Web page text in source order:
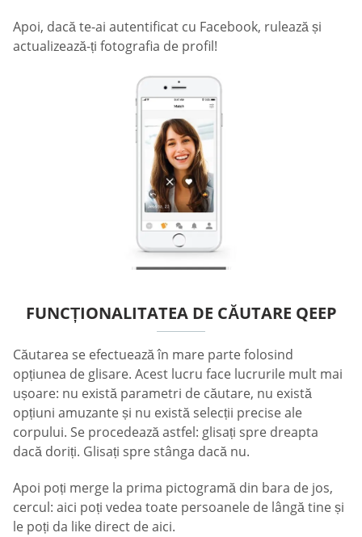
Apoi, dacă te-ai autentificat cu Facebook, rulează și
actualizează-ți fotografia de profil!
FUNCȚIONALITATEA DE CĂUTARE QEEP
Căutarea se efectuează în mare parte folosind
opțiunea de glisare. Acest lucru face lucrurile mult mai
ușoare: nu există parametri de căutare, nu există
opțiuni amuzante și nu există selecții precise ale
corpului. Se procedează astfel: glisați spre dreapta
dacă doriți. Glisați spre stânga dacă nu.
Apoi poți merge la prima pictogramă din bara de jos,
cercul: aici poți vedea toate persoanele de lângă tine și
le poți da like direct de aici.